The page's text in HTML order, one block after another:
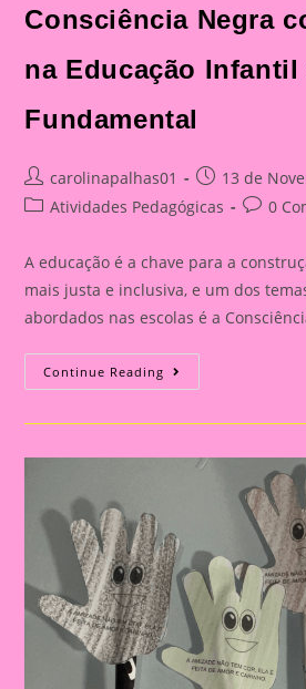
Consciência Negra
na Educação
Fundamental
Post
author:
carolinapalhas01
Post
published:
13 de
PostAtividades Pedagógicas
Post0
A educação é a chave para a
mais justa e inclusiva, e um dos
abordados nas escolas é a
Continue Reading Atividade
Sobre
Tema
|
Importância
A
Consciência
Negra
Com
Crianças
Na
Educação
Infantil
E
No